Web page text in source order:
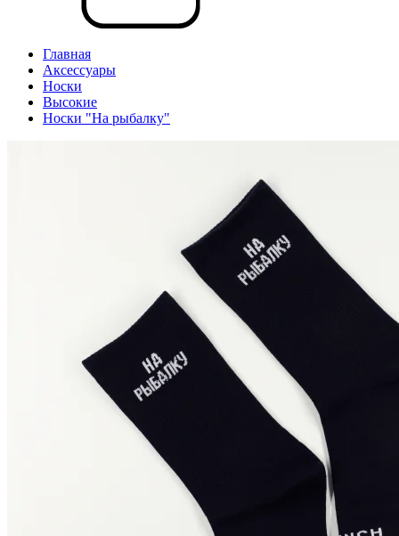
Главная
Аксессуары
Носки
Высокие
Носки "На рыбалку"